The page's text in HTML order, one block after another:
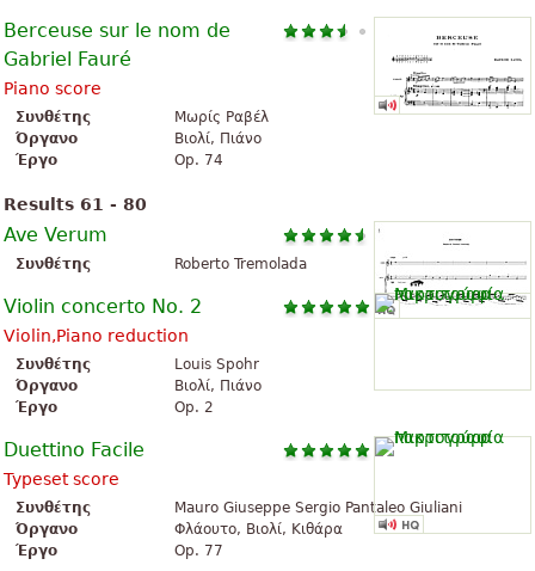
Berceuse sur le nom de
Gabriel Fauré
Piano score
Συνθέτης
Μωρίς Ραβέλ
Όργανο
Βιολί, Πιάνο
Έργο
Op. 74
Results 61 - 80
Ave Verum
Συνθέτης Roberto Tremolada
Violin concerto No. 2
Violin,Piano reduction
Συνθέτης
Louis Spohr
Όργανο
Βιολί, Πιάνο
Έργο
Op. 2
Duettino Facile
Typeset score
Συνθέτης
Mauro Giuseppe Sergio Pantaleo Giuliani
Όργανο
Φλάουτο, Βιολί, Κιθάρα
Έργο
Op. 77